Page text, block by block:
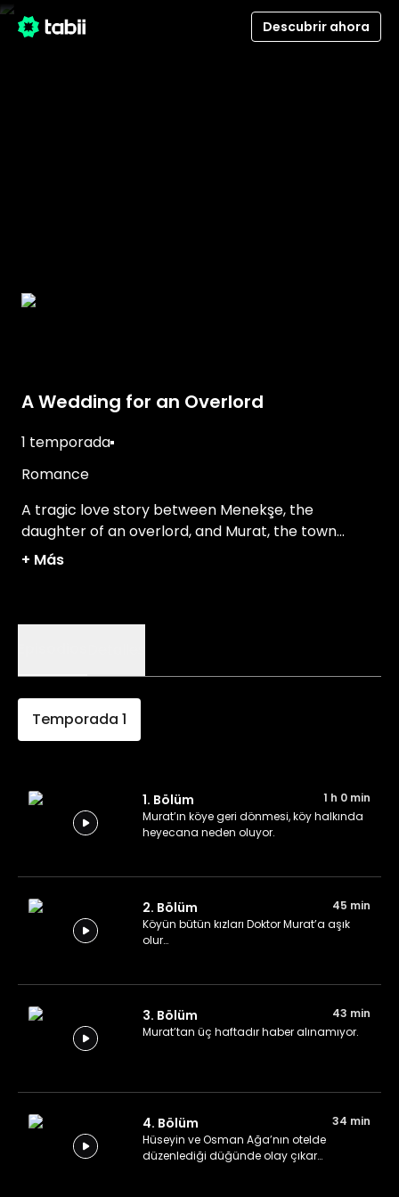
Descubrir ahora
A Wedding for an Overlord
1 temporada
Romance
A tragic love story between Menekşe, the
daughter of an overlord, and Murat, the town
doctor, in rural Türkiye.
+ Más
Temporada 1
1. Bölüm
1 h 0 min
Murat’ın köye geri dönmesi, köy halkında
heyecana neden oluyor.
2. Bölüm
45 min
Köyün bütün kızları Doktor Murat’a aşık
olur…
3. Bölüm
43 min
Murat’tan üç haftadır haber alınamıyor.
4. Bölüm
34 min
Hüseyin ve Osman Ağa’nın otelde
düzenlediği düğünde olay çıkar…